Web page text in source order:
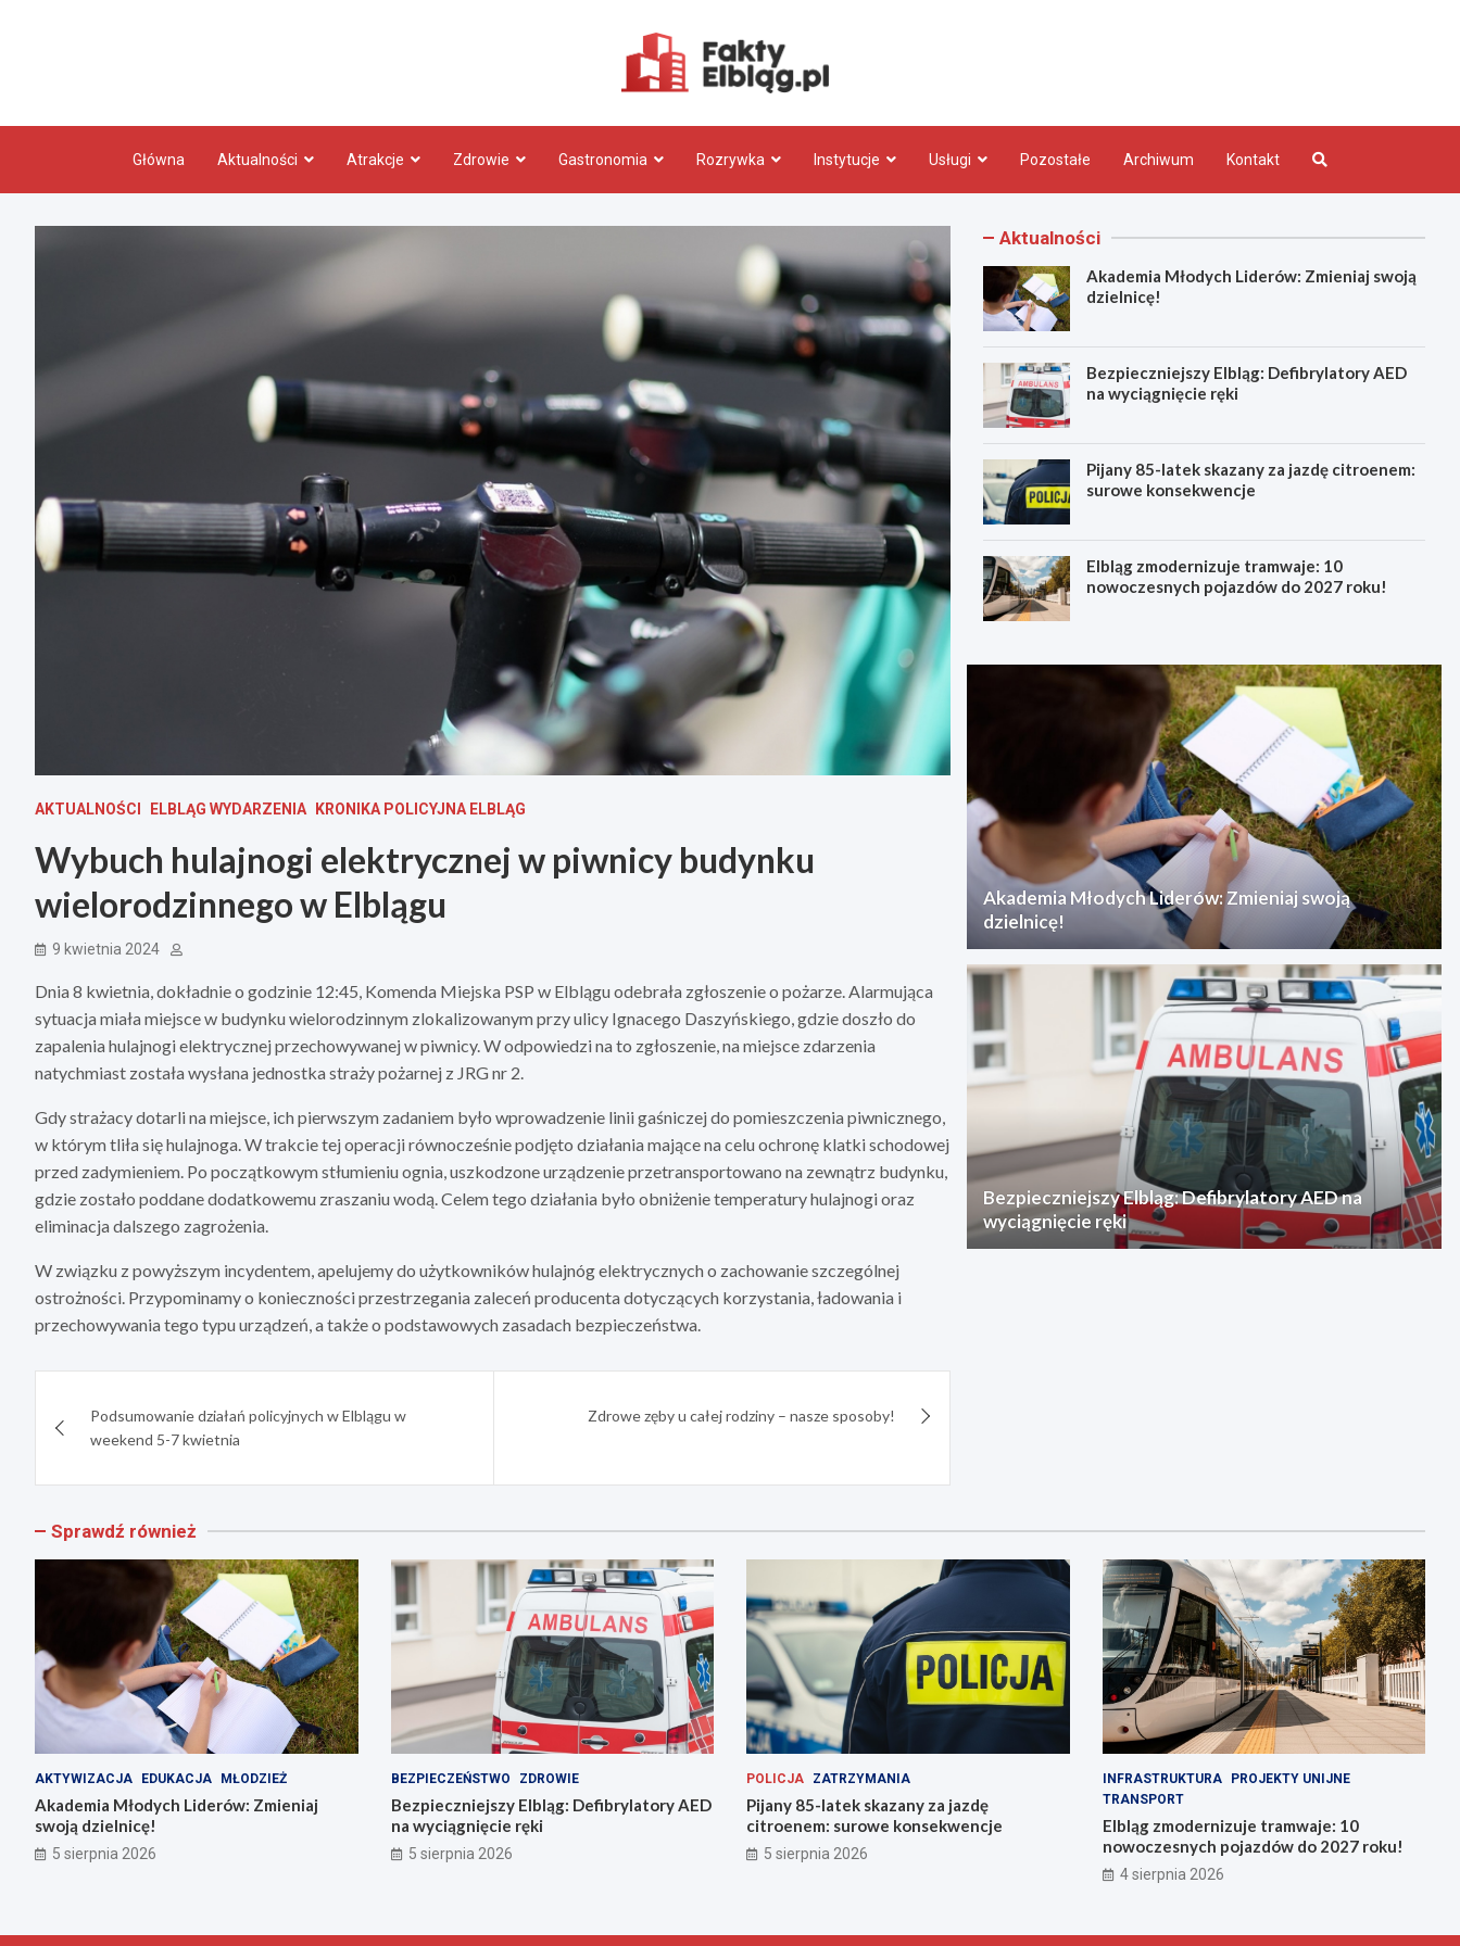
Główna Aktualności Atrakcje Zdrowie Gastronomia Rozrywka Instytucje Usługi Pozostałe Archiwum Kontakt
AKTUALNOŚCI ELBLĄG WYDARZENIA KRONIKA POLICYJNA ELBLĄG
Wybuch hulajnogi elektrycznej w piwnicy budynku
wielorodzinnego w Elblągu
9 kwietnia 2024
Dnia 8 kwietnia, dokładnie o godzinie 12:45, Komenda Miejska PSP w Elblągu odebrała zgłoszenie o pożarze. Alarmująca
sytuacja miała miejsce w budynku wielorodzinnym zlokalizowanym przy ulicy Ignacego Daszyńskiego, gdzie doszło do
zapalenia hulajnogi elektrycznej przechowywanej w piwnicy. W odpowiedzi na to zgłoszenie, na miejsce zdarzenia
natychmiast została wysłana jednostka straży pożarnej z JRG nr 2.
Gdy strażacy dotarli na miejsce, ich pierwszym zadaniem było wprowadzenie linii gaśniczej do pomieszczenia piwnicznego,
w którym tliła się hulajnoga. W trakcie tej operacji równocześnie podjęto działania mające na celu ochronę klatki schodowej
przed zadymieniem. Po początkowym stłumieniu ognia, uszkodzone urządzenie przetransportowano na zewnątrz budynku,
gdzie zostało poddane dodatkowemu zraszaniu wodą. Celem tego działania było obniżenie temperatury hulajnogi oraz
eliminacja dalszego zagrożenia.
W związku z powyższym incydentem, apelujemy do użytkowników hulajnóg elektrycznych o zachowanie szczególnej
ostrożności. Przypominamy o konieczności przestrzegania zaleceń producenta dotyczących korzystania, ładowania i
przechowywania tego typu urządzeń, a także o podstawowych zasadach bezpieczeństwa.
wpisuPodsumowanie działań policyjnych w Elblągu w
weekend 5-7 kwietnia
Zdrowe zęby u całej rodziny – nasze sposoby!
Aktualności
Akademia Młodych Liderów: Zmieniaj swoją
dzielnicę!
Bezpieczniejszy Elbląg: Defibrylatory AED
na wyciągnięcie ręki
Pijany 85-latek skazany za jazdę citroenem:
surowe konsekwencje
Elbląg zmodernizuje tramwaje: 10
nowoczesnych pojazdów do 2027 roku!
Akademia Młodych Liderów: Zmieniaj swoją
dzielnicę!
Bezpieczniejszy Elbląg: Defibrylatory AED na
wyciągnięcie ręki
Sprawdź również
AKTYWIZACJA EDUKACJA MŁODZIEŻ
Akademia Młodych Liderów: Zmieniaj
swoją dzielnicę!
5 sierpnia 2026
BEZPIECZEŃSTWO ZDROWIE
Bezpieczniejszy Elbląg: Defibrylatory AED
na wyciągnięcie ręki
5 sierpnia 2026
POLICJA ZATRZYMANIA
Pijany 85-latek skazany za jazdę
citroenem: surowe konsekwencje
5 sierpnia 2026
INFRASTRUKTURA
PROJEKTY UNIJNE
TRANSPORT
Elbląg zmodernizuje tramwaje: 10
nowoczesnych pojazdów do 2027 roku!
4 sierpnia 2026